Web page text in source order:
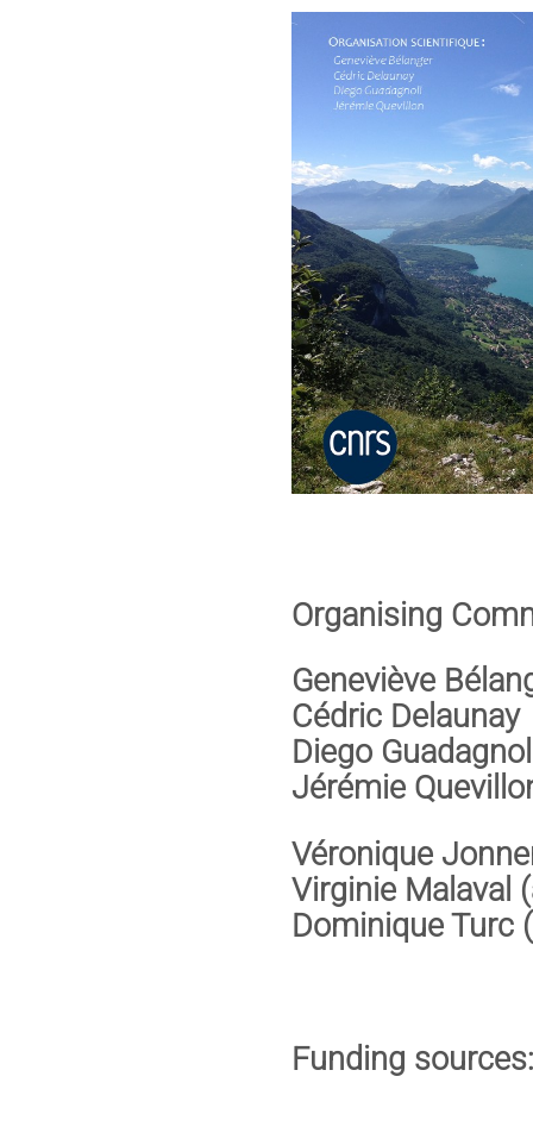
Organising
Geneviève
Cédric Delaunay
Diego
Jérémie
Véronique
Virginie Malaval
Dominique Turc
Funding